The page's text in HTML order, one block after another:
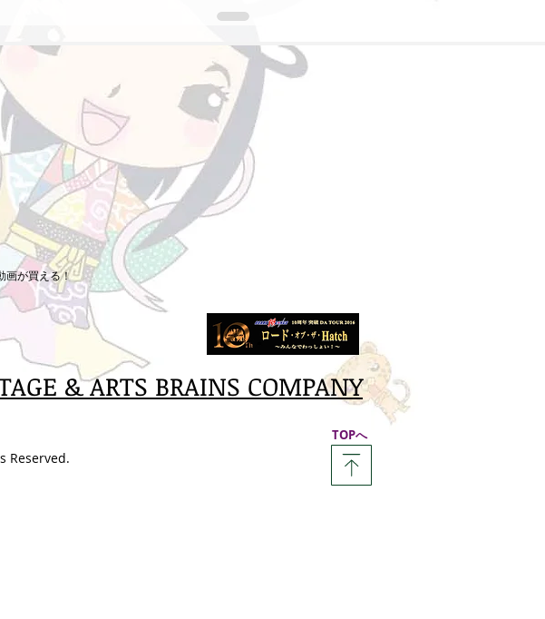
画が買える！
& ARTS BRAINS COMPANY
Reserved.
​TOPへ